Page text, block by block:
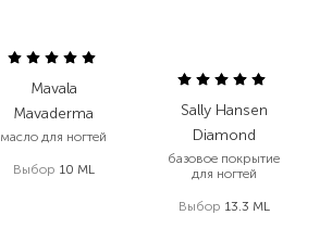
Mavala
Mavaderma
масло для ногтей
Выбор 10 ML
Sally Hansen
Diamond
базовое покрытие
для ногтей
Выбор 13.3 ML